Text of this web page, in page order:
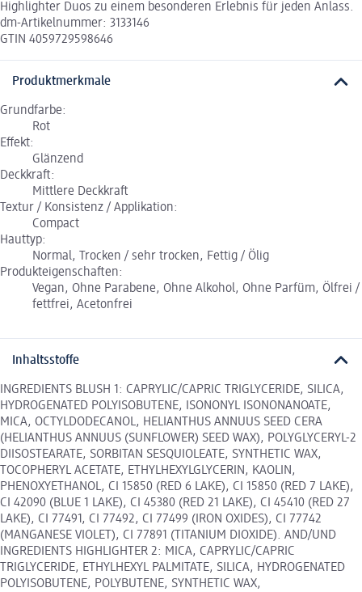
Highlighter Duos zu einem besonderen Erlebnis für jeden Anlass.
dm-Artikelnummer: 3133146
GTIN 4059729598646
Produktmerkmale
Grundfarbe:
Rot
Effekt:
Glänzend
Deckkraft:
Mittlere Deckkraft
Textur / Konsistenz / Applikation:
Compact
Hauttyp:
Normal, Trocken / sehr trocken, Fettig / Ölig
Produkteigenschaften:
Vegan, Ohne Parabene, Ohne Alkohol, Ohne Parfüm, Ölfrei /
fettfrei, Acetonfrei
Inhaltsstoffe
INGREDIENTS BLUSH 1: CAPRYLIC/CAPRIC TRIGLYCERIDE, SILICA,
HYDROGENATED POLYISOBUTENE, ISONONYL ISONONANOATE,
MICA, OCTYLDODECANOL, HELIANTHUS ANNUUS SEED CERA
(HELIANTHUS ANNUUS (SUNFLOWER) SEED WAX), POLYGLYCERYL-2
DIISOSTEARATE, SORBITAN SESQUIOLEATE, SYNTHETIC WAX,
TOCOPHERYL ACETATE, ETHYLHEXYLGLYCERIN, KAOLIN,
PHENOXYETHANOL, CI 15850 (RED 6 LAKE), CI 15850 (RED 7 LAKE),
CI 42090 (BLUE 1 LAKE), CI 45380 (RED 21 LAKE), CI 45410 (RED 27
LAKE), CI 77491, CI 77492, CI 77499 (IRON OXIDES), CI 77742
(MANGANESE VIOLET), CI 77891 (TITANIUM DIOXIDE). AND/UND
INGREDIENTS HIGHLIGHTER 2: MICA, CAPRYLIC/CAPRIC
TRIGLYCERIDE, ETHYLHEXYL PALMITATE, SILICA, HYDROGENATED
POLYISOBUTENE, POLYBUTENE, SYNTHETIC WAX,